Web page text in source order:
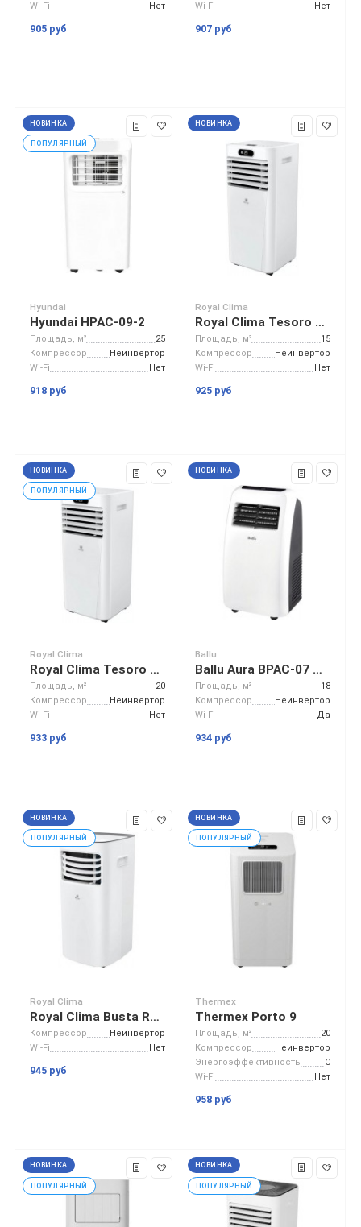
Wi-Fi
Нет
905 руб
Wi-Fi
Нет
907 руб
НОВИНКА
ПОПУЛЯРНЫЙ
Hyundai
Hyundai HPAC-09-2
Площадь, м²
25
Компрессор
Неинвертор
Wi-Fi
Нет
918 руб
НОВИНКА
Royal Clima
Royal Clima Tesoro RM-TS22CH-E2
Площадь, м²
15
Компрессор
Неинвертор
Wi-Fi
Нет
925 руб
НОВИНКА
ПОПУЛЯРНЫЙ
Royal Clima
Royal Clima Tesoro RM-TS28CH-E
Площадь, м²
20
Компрессор
Неинвертор
Wi-Fi
Нет
933 руб
НОВИНКА
Ballu
Ballu Aura BPAC-07 CP/N1_24Y
Площадь, м²
18
Компрессор
Неинвертор
Wi-Fi
Да
934 руб
НОВИНКА
ПОПУЛЯРНЫЙ
Royal Clima
Royal Clima Busta RM-BS22CH-E
Компрессор
Неинвертор
Wi-Fi
Нет
945 руб
НОВИНКА
ПОПУЛЯРНЫЙ
Thermex
Thermex Porto 9
Площадь, м²
20
Компрессор
Неинвертор
Энергоэффективность
C
Wi-Fi
Нет
958 руб
НОВИНКА
ПОПУЛЯРНЫЙ
НОВИНКА
ПОПУЛЯРНЫЙ